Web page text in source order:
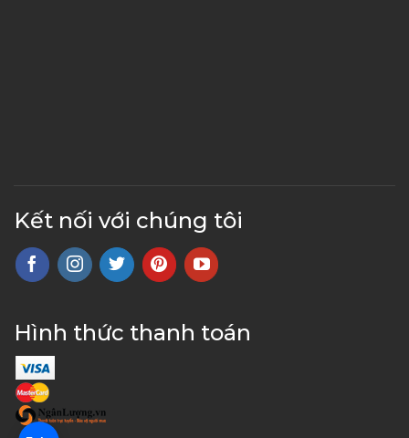
Kết nối với chúng tôi
Hình thức thanh toán